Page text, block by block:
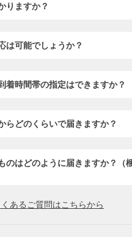
りますか？
は可能でしょうか？
着時間帯の指定はできますか？
らどのくらいで届きますか？
のはどのように届きますか？（
あるご質問はこちらから